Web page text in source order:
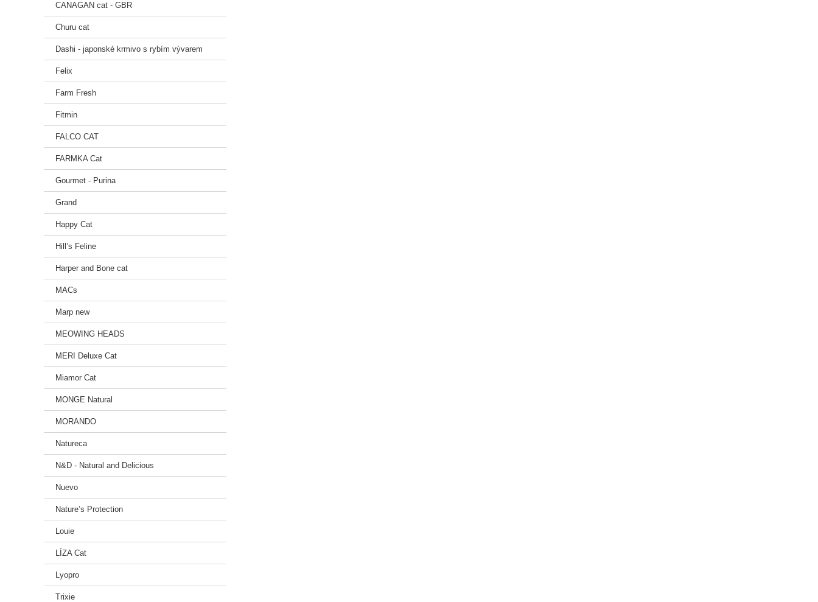
CANAGAN cat - GBR
Churu cat
Dashi - japonské krmivo s rybím vývarem
Felix
Farm Fresh
Fitmin
FALCO CAT
FARMKA Cat
Gourmet - Purina
Grand
Happy Cat
Hill’s Feline
Harper and Bone cat
MACs
Marp new
MEOWING HEADS
MERI Deluxe Cat
Miamor Cat
MONGE Natural
MORANDO
Natureca
N&D - Natural and Delicious
Nuevo
Nature’s Protection
Louie
LÍZA Cat
Lyopro
Trixie